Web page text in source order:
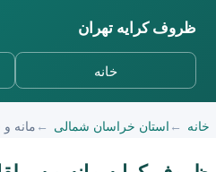
ظروف کرایه تهران
خانه
خانه استان خراسان شمالی مانه